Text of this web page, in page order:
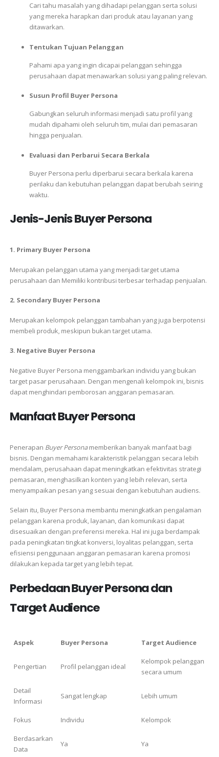
Cari tahu masalah yang dihadapi pelanggan serta solusi
yang mereka harapkan dari produk atau layanan yang
ditawarkan.
Tentukan Tujuan Pelanggan
Pahami apa yang ingin dicapai pelanggan sehingga
perusahaan dapat menawarkan solusi yang paling relevan.
Susun Profil Buyer Persona
Gabungkan seluruh informasi menjadi satu profil yang
mudah dipahami oleh seluruh tim, mulai dari pemasaran
hingga penjualan.
Evaluasi dan Perbarui Secara Berkala
Buyer Persona perlu diperbarui secara berkala karena
perilaku dan kebutuhan pelanggan dapat berubah seiring
waktu.
Jenis-Jenis Buyer Persona
1. Primary Buyer Persona
Merupakan pelanggan utama yang menjadi target utama
perusahaan dan Memiliki kontribusi terbesar terhadap penjualan.
2. Secondary Buyer Persona
Merupakan kelompok pelanggan tambahan yang juga berpotensi
membeli produk, meskipun bukan target utama.
3. Negative Buyer Persona
Negative Buyer Persona menggambarkan individu yang bukan
target pasar perusahaan. Dengan mengenali kelompok ini, bisnis
dapat menghindari pemborosan anggaran pemasaran.
Manfaat Buyer Persona
Penerapan Buyer Personamemberikan banyak manfaat bagi
bisnis. Dengan memahami karakteristik pelanggan secara lebih
mendalam, perusahaan dapat meningkatkan efektivitas strategi
pemasaran, menghasilkan konten yang lebih relevan, serta
menyampaikan pesan yang sesuai dengan kebutuhan audiens.
Selain itu, Buyer Persona membantu meningkatkan pengalaman
pelanggan karena produk, layanan, dan komunikasi dapat
disesuaikan dengan preferensi mereka. Hal ini juga berdampak
pada peningkatan tingkat konversi, loyalitas pelanggan, serta
efisiensi penggunaan anggaran pemasaran karena promosi
dilakukan kepada target yang lebih tepat.
Perbedaan Buyer Persona dan
Target Audience
Aspek Buyer Persona Target Audience
Pengertian Profil pelanggan ideal
Kelompok pelanggan
secara umum
Detail
Informasi
Sangat lengkap Lebih umum
Fokus Individu Kelompok
Berdasarkan
Data
Ya Ya